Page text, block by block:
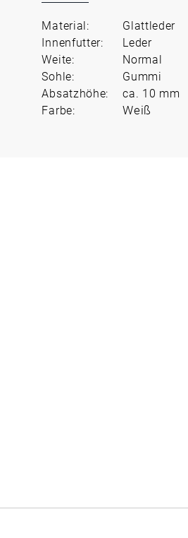
Material:
Glattleder
Innenfutter:
Leder
Weite:
Normal
Sohle:
Gummi
Absatzhöhe:
ca. 10 mm
Farbe:
Weiß